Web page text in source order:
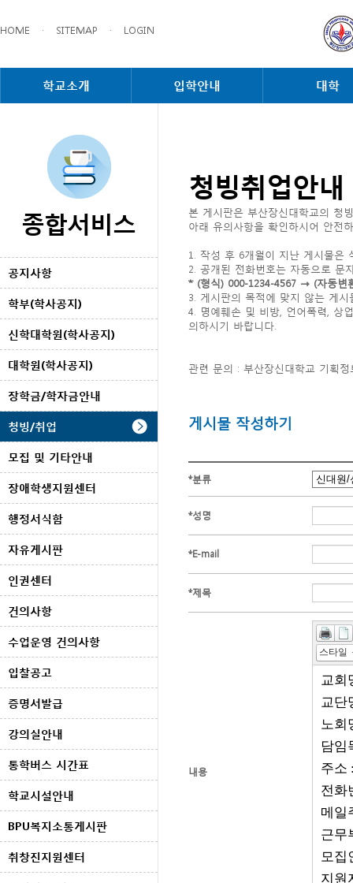
HOME · SITEMAP · LOGIN
학교소개 입학안내 대학
종합서비스
공지사항
학부(학사공지)
신학대학원(학사공지)
대학원(학사공지)
장학금/학자금안내
청빙/취업
모집 및 기타안내
장애학생지원센터
행정서식함
자유게시판
인권센터
건의사항
수업운영 건의사항
입찰공고
증명서발급
강의실안내
통학버스 시간표
학교시설안내
BPU복지소통게시판
취창진지원센터
청빙취업안내
본 게시판은 부산장신대학교의 청
아래 유의사항을 확인하시어 안전
1. 작성 후 6개월이 지난 게시물은
2. 공개된 전화번호는 자동으로 문
* (형식) 000-1234-4567 → (자동변
3. 게시판의 목적에 맞지 않는 게
4. 명예훼손 및 비방, 언어폭력, 상
의하시기 바랍니다.
관련 문의 : 부산장신대학교 기획
게시물 작성하기
*분류
*성명
*E-mail
*제목
내용
스타일